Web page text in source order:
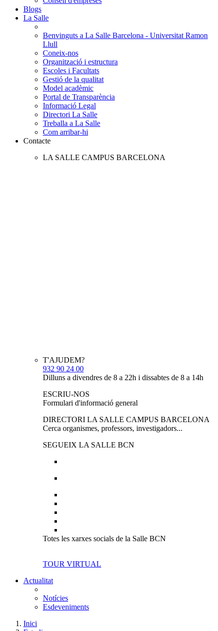
Blogs
La Salle
Benvinguts a La Salle Barcelona - Universitat Ramon
Llull
Coneix-nos
Organització i estructura
Escoles i Facultats
Gestió de la qualitat
Model acadèmic
Portal de Transparència
Informació Legal
Directori La Salle
Treballa a La Salle
Com arribar-hi
Contacte
LA SALLE CAMPUS BARCELONA
T'AJUDEM?
932 90 24 00
Dilluns a divendres de 8 a 22h i dissabtes de 8 a 14h
ESCRIU-NOS
Formulari d'informació general
DIRECTORI LA SALLE CAMPUS BARCELONA
Cerca organismes, professors, investigadors...
SEGUEIX LA SALLE BCN
Totes les xarxes socials de la Salle BCN
TOUR VIRTUAL
Actualitat
Notícies
Esdeveniments
Inici